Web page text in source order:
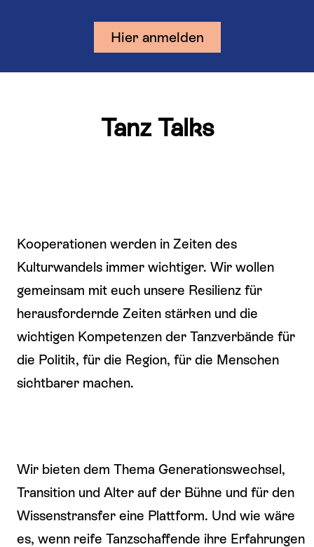
Hier anmelden
Tanz Talks
Kooperationen werden in Zeiten des
Kulturwandels immer wichtiger. Wir wollen
gemeinsam mit euch unsere Resilienz für
herausfordernde Zeiten stärken und die
wichtigen Kompetenzen der Tanzverbände für
die Politik, für die Region, für die Menschen
sichtbarer machen.
Wir bieten dem Thema Generationswechsel,
Transition und Alter auf der Bühne und für den
Wissenstransfer eine Plattform. Und wie wäre
es, wenn reife Tanzschaffende ihre Erfahrungen